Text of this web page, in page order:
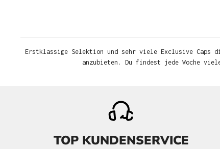
Erstklassige Selektion und sehr viele Exclusive Caps
anzubieten. Du findest jede Woche
TOP KUNDENSERVICE